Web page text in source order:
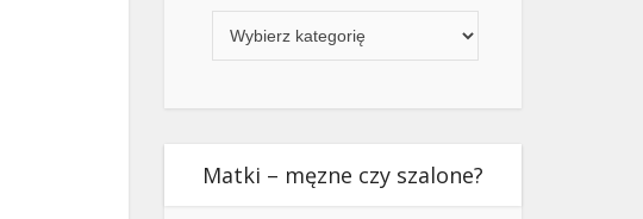
Matki – męzne czy szalone?